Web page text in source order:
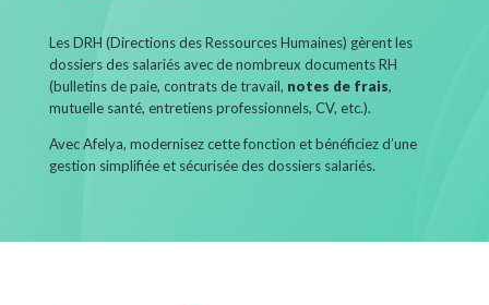
Les DRH (Directions des Ressources Humaines) gèrent les
dossiers des salariés avec de nombreux documents RH
(bulletins de paie, contrats de travail, notes de frais,
mutuelle santé, entretiens professionnels, CV, etc.).
Avec Afelya, modernisez cette fonction et bénéficiez d’une
gestion simplifiée et sécurisée des dossiers salariés.